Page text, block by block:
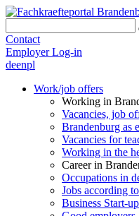
Contact
Employer Log-in
deenpl
Work/job offers
Working in
Vacancies, job
Brandenburg as
Vacancies for
Working in the
Career in
Occupations in
Jobs according
Business Start-